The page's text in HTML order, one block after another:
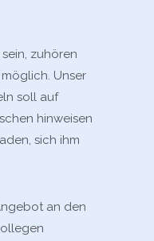
zuhören
Unser
soll auf
hinweisen
sich ihm
an den